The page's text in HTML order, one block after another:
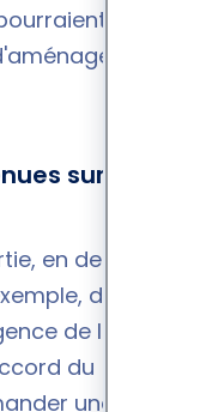
rester à la
sur sa
en dehors de
des tâches
de la part du
du
une remise en